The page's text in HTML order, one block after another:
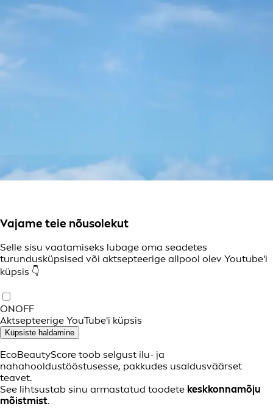
Vajame teie nõusolekut
Selle sisu vaatamiseks lubage oma seadetes
turundusküpsised või aktsepteerige allpool olev Youtube'i
küpsis 👇
ONOFF
Aktsepteerige YouTube'i küpsis
Küpsiste haldamine
EcoBeautyScore toob selgust ilu- ja
nahahooldustööstusesse, pakkudes usaldusväärset
teavet.
See lihtsustab sinu armastatud toodete keskkonnamõju
mõistmist.